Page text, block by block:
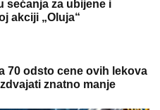
sećanja za ubijene i
akciji „Oluja“
70 odsto cene ovih lekova
znatno manje